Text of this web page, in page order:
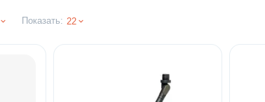
Показать: 22